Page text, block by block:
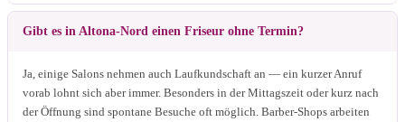
Gibt es in Altona-Nord einen Friseur ohne Termin?
Ja, einige Salons nehmen auch Laufkundschaft an — ein kurzer Anruf
vorab lohnt sich aber immer. Besonders in der Mittagszeit oder kurz nach
der Öffnung sind spontane Besuche oft möglich. Barber-Shops arbeiten